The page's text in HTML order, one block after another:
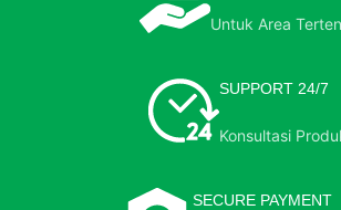
Untuk Area
SUPPORT 24/7
Konsultasi
SECURE PAYMENT